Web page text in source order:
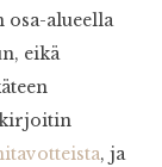
osa-alueella
eikä
kirjoitin
, ja